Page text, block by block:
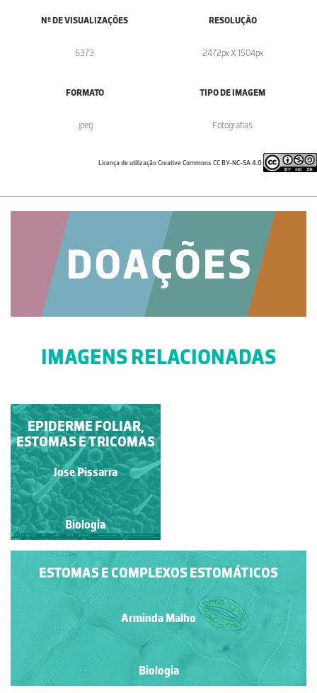
Nº DE VISUALIZAÇÕES
6373
RESOLUÇÃO
2472px X 1504px
FORMATO
.jpeg
TIPO DE IMAGEM
Fotografias
Licença de utilização Creative Commons CC BY-NC-SA 4.0
IMAGENS RELACIONADAS
ESTOMAS DE
POLYPODIUM
Ana Bela Saraiva
Biologia
EPIDERME FOLIAR,
ESTOMAS E TRICOMAS
Jose Pissarra
Biologia
ESTOMAS E COMPLEXOS ESTOMÁTICOS
Arminda Malho
Biologia